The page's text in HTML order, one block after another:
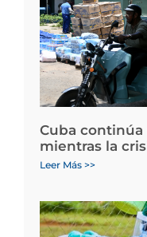
Cuba
mientras la
Leer Más >>